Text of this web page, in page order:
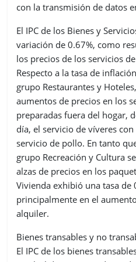
con la transmisión de datos
El IPC de los Bienes y
variación de 0.67%, como
los precios de los servicios
Respecto a la tasa de
grupo Restaurantes y
aumentos de precios en los
preparadas fuera del hogar,
día, el servicio de víveres
servicio de pollo. En tanto
grupo Recreación y Cultura
alzas de precios en los
Vivienda exhibió una tasa de
principalmente en el
alquiler.
Bienes transables y no
El IPC de los bienes